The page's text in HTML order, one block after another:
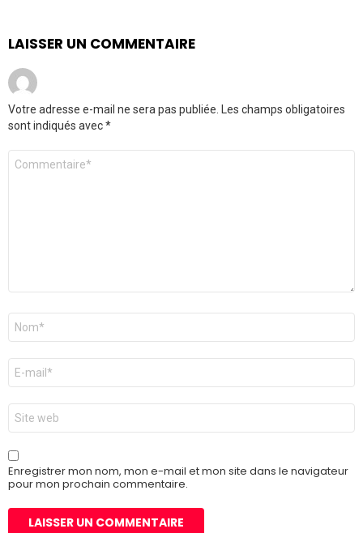
LAISSER UN COMMENTAIRE
Votre adresse e-mail ne sera pas publiée.
Les champs obligatoires
sont indiqués avec*
Commentaire
Nom
E-
mail
*
Site
web
Enregistrer mon nom, mon e-mail et mon site dans le navigateur
pour mon prochain commentaire.